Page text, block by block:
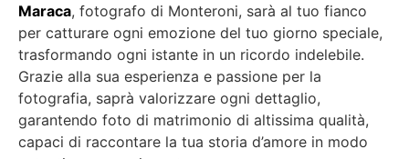
Maraca, fotografo di Monteroni, sarà al tuo fianco
per catturare ogni emozione del tuo giorno speciale,
trasformando ogni istante in un ricordo indelebile.
Grazie alla sua esperienza e passione per la
fotografia, saprà valorizzare ogni dettaglio,
garantendo foto di matrimonio di altissima qualità,
capaci di raccontare la tua storia d’amore in modo